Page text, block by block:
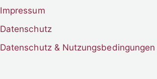
Impressum
Datenschutz
Datenschutz & Nutzungsbedingungen